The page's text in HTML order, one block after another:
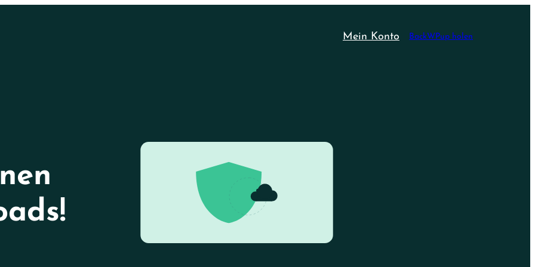
Mein Konto BackWPup holen